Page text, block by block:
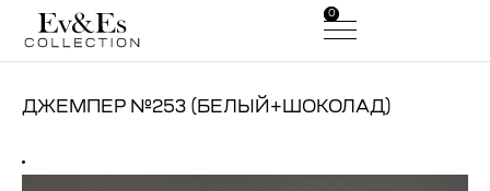
0
0
ДЖЕМПЕР №253 (БЕЛЫЙ+ШОКОЛАД)